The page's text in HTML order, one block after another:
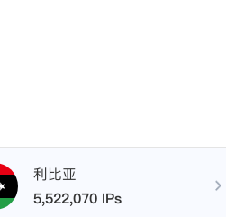
利比亚
5,522,070 IPs